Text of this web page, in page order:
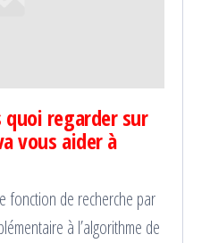
quoi regarder sur
vous aider à
fonction de recherche par
à l’algorithme de